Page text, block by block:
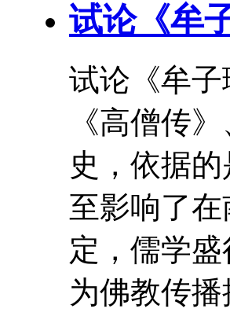
试论《牟
试论《牟子
《高僧传
史，依据的
至影响了
定，儒学
为佛教传